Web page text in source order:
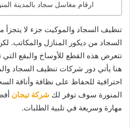
ارقام مغاسل سجاد بالمدينة
تنظيف السجاد والموكيت جزء لا يتجزأ
السجاد من ديكور المنازل والمكاتب.
تتعرض هذه القطع للأوساخ والبقع
هنا يأتي دور شركات تنظيف السجاد
احترافية للحفاظ على نظافة وأناقة
المنورة سوف توفر لك شركة تيجان
مهارة وسريعة في تلبية الطلبات.